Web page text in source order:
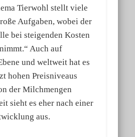
Tierwohl stellt viele
Aufgaben, wobei der
bei steigenden Kosten
Auch auf
und weltweit hat es
hohen Preisniveaus
der Milchmengen
sieht es eher nach einer
aus.